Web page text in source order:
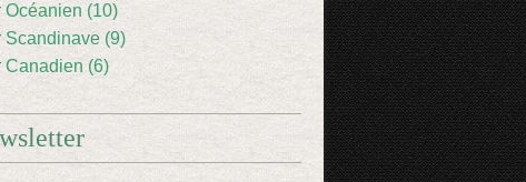
Océanien (10)
Scandinave (9)
Canadien (6)